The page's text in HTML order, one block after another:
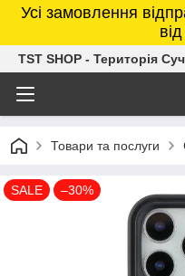
Усі замовлення
TST SHOP - Територія
Товари та послуги
SALE –30%